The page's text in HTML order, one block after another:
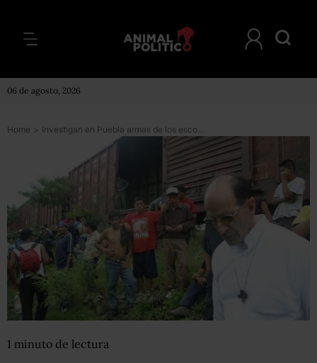
06 de agosto, 2026
Home > Investigan en Puebla armas de los escoltas de Solalinde
1 minuto de lectura